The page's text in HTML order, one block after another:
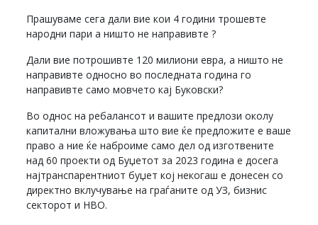
Прашуваме сега дали вие кои 4 години трошевте
народни пари а ништо не направивте ?
Дали вие потрошивте 120 милиони евра, а ништо не
направивте односно во последната година го
направивте само мовчето кај Буковски?
Во однос на ребалансот и вашите предлози околу
капитални вложувања што вие ќе предложите е ваше
право а ние ќе наброиме само дел од изготвените
над 60 проекти од Буџетот за 2023 година е досега
најтранспарентниот буџет кој некогаш е донесен со
директно вклучување на граѓаните од УЗ, бизнис
секторот и НВО.